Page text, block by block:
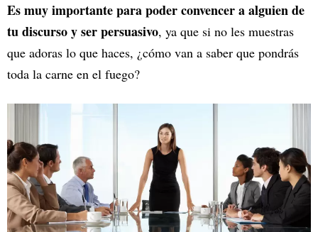
Es muy importante para poder convencer a alguien de
tu discurso y ser persuasivo, ya que si no les muestras
que adoras lo que haces, ¿cómo van a saber que pondrás
toda la carne en el fuego?